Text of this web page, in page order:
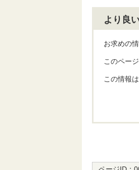
より良
お求めの
このペー
この情報